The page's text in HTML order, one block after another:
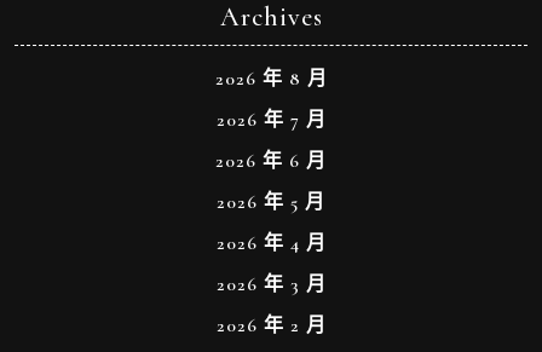
Archives
2026 年 8 月
2026 年 7 月
2026 年 6 月
2026 年 5 月
2026 年 4 月
2026 年 3 月
2026 年 2 月